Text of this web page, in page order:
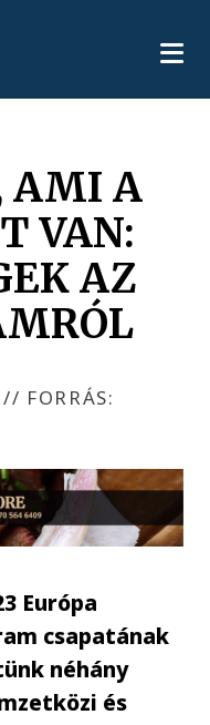
AMI A
VAN:
AZ
// FORRÁS:
Európa
csapatának
néhány
és